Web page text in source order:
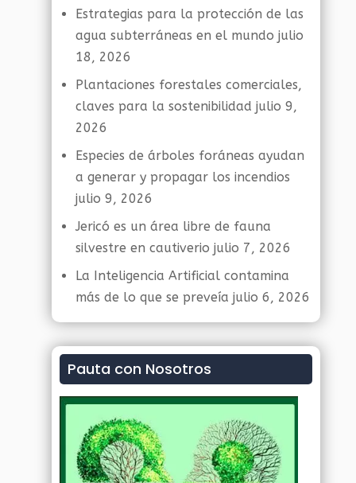
Estrategias para la protección de las
agua subterráneas en el mundo julio
18, 2026
Plantaciones forestales comerciales,
claves para la sostenibilidad julio 9,
2026
Especies de árboles foráneas ayudan
a generar y propagar los incendios
julio 9, 2026
Jericó es un área libre de fauna
silvestre en cautiverio julio 7, 2026
La Inteligencia Artificial contamina
más de lo que se preveía julio 6, 2026
Pauta con Nosotros